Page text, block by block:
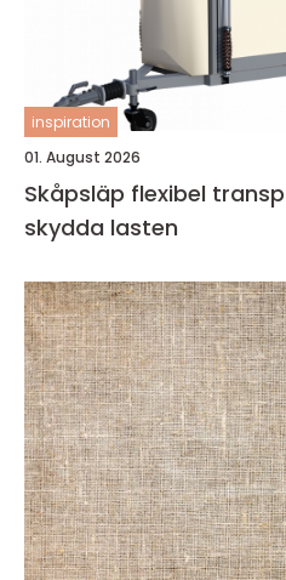
inspiration
01. August 2026
Skåpsläp flexibel transport för dig som vill
skydda lasten